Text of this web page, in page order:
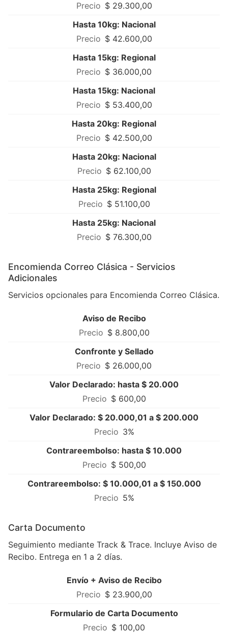
$ 29.300,00
Hasta 10kg: Nacional
$ 42.600,00
Hasta 15kg: Regional
$ 36.000,00
Hasta 15kg: Nacional
$ 53.400,00
Hasta 20kg: Regional
$ 42.500,00
Hasta 20kg: Nacional
$ 62.100,00
Hasta 25kg: Regional
$ 51.100,00
Hasta 25kg: Nacional
$ 76.300,00
Encomienda Correo Clásica - Servicios
Adicionales
Servicios opcionales para Encomienda Correo Clásica.
Aviso de Recibo
$ 8.800,00
Confronte y Sellado
$ 26.000,00
Valor Declarado: hasta $ 20.000
$ 600,00
Valor Declarado: $ 20.000,01 a $ 200.000
3%
Contrareembolso: hasta $ 10.000
$ 500,00
Contrareembolso: $ 10.000,01 a $ 150.000
5%
Carta Documento
Seguimiento mediante Track & Trace. Incluye Aviso de
Recibo. Entrega en 1 a 2 días.
Envío + Aviso de Recibo
$ 23.900,00
Formulario de Carta Documento
$ 100,00